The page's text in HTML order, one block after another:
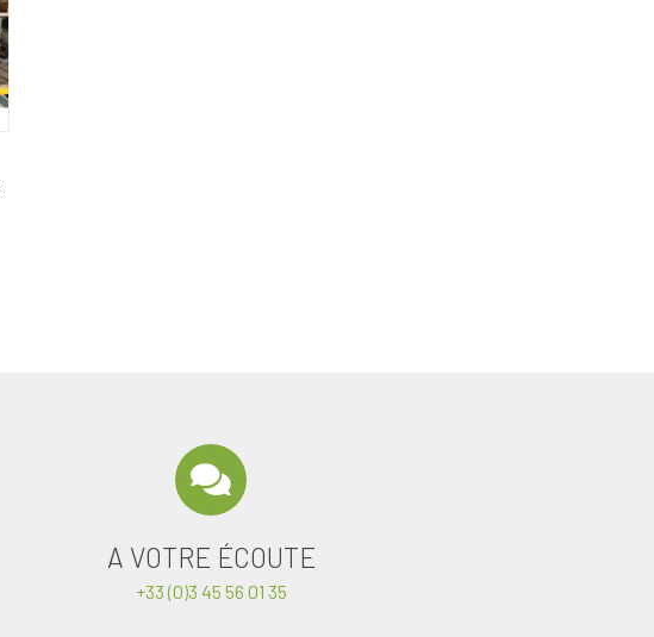
A VOTRE ÉCOUTE
+33 (0)3 45 56 01 35